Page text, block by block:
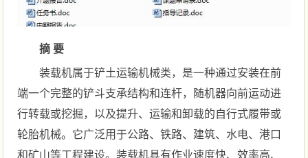
摘 要
装载机属于铲土运输机械类，是一种通过安装在前
端一个完整的铲斗支承结构和连杆，随机器向前运动进
行转载或挖掘，以及提升、运输和卸载的自行式履带或
轮胎机械。它广泛用于公路、铁路、建筑、水电、港口
和矿山等工程建设。装载机具有作业速度快、效率高、